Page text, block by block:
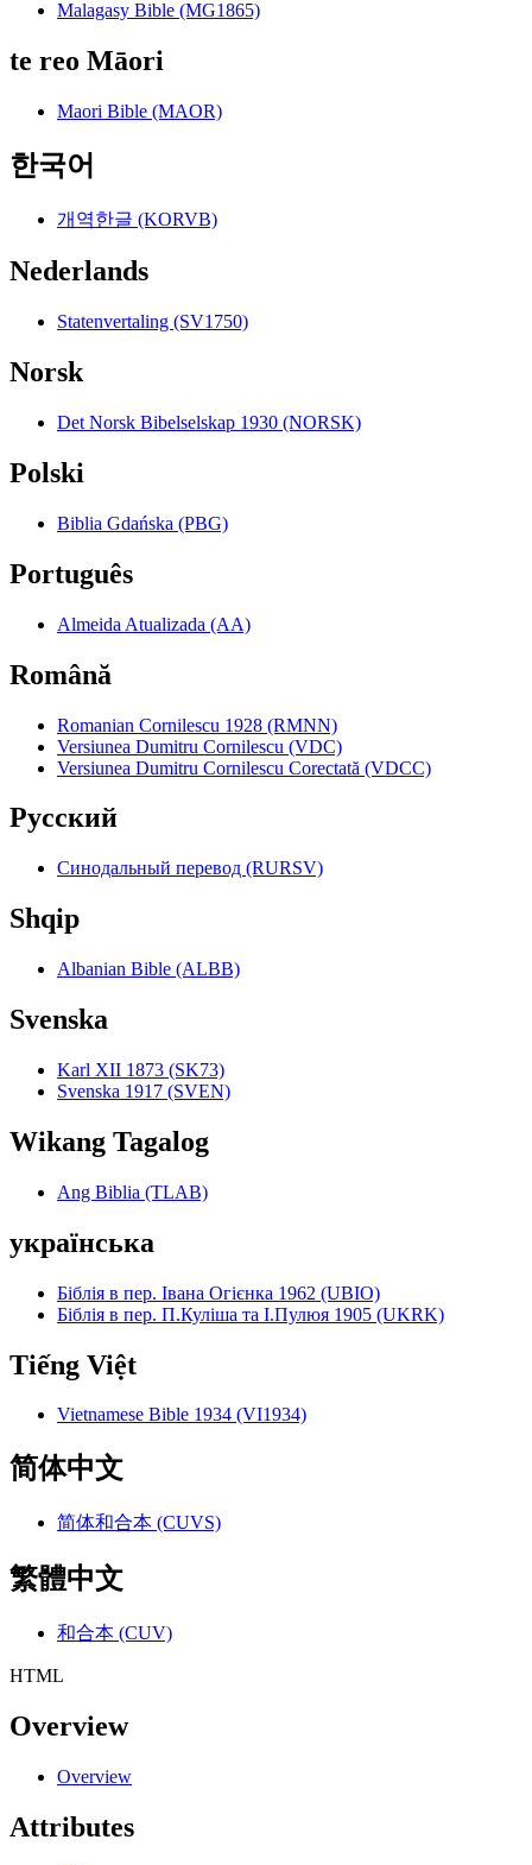
Malagasy Bible (MG1865)
te reo Māori
Maori Bible (MAOR)
한국어
개역한글 (KORVB)
Nederlands
Statenvertaling (SV1750)
Norsk
Det Norsk Bibelselskap 1930 (NORSK)
Polski
Biblia Gdańska (PBG)
Português
Almeida Atualizada (AA)
Română
Romanian Cornilescu 1928 (RMNN)
Versiunea Dumitru Cornilescu (VDC)
Versiunea Dumitru Cornilescu Corectată (VDCC)
Pyccкий
Синодальный перевод (RURSV)
Shqip
Albanian Bible (ALBB)
Svenska
Karl XII 1873 (SK73)
Svenska 1917 (SVEN)
Wikang Tagalog
Ang Biblia (TLAB)
українська
Біблія в пер. Івана Огієнка 1962 (UBIO)
Біблія в пер. П.Куліша та І.Пулюя 1905 (UKRK)
Tiếng Việt
Vietnamese Bible 1934 (VI1934)
简体中文
简体和合本 (CUVS)
繁體中文
和合本 (CUV)
HTML
Overview
Overview
Attributes